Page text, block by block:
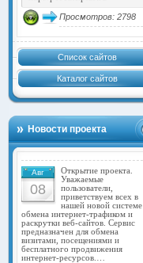
Просмотров: 2798
Список сайтов
Каталог сайтов
Новости проекта
Авг
08
Открытие проекта.
Уважаемые
пользователи,
приветствуем всех в
нашей новой системе
обмена интернет-трафиком и
раскрутки веб-сайтов. Сервис
предназначен для обмена
визитами, посещениями и
бесплатного продвижения
интернет-ресурсов.…